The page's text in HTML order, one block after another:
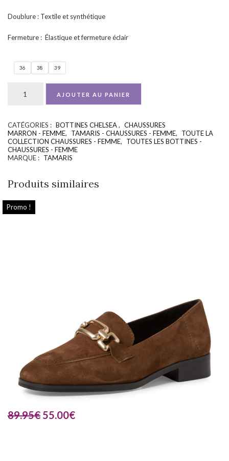
Doublure : Textile et synthétique
Fermeture : Élastique et fermeture éclair
36 38 39
AJOUTER AU PANIER
CATÉGORIES : BOTTINES CHELSEA, CHAUSSURES
MARRON - FEMME, TAMARIS - CHAUSSURES - FEMME,
TOUTE LA
COLLECTION CHAUSSURES - FEMME,
TOUTES LES BOTTINES -
CHAUSSURES - FEMME
MARQUE : TAMARIS
Produits similaires
Promo !
89.95€ 55.00€